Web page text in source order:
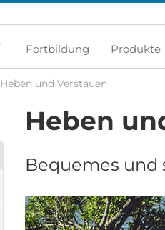
Fortbildung Produkte
Heben und Verstauen
Heben
Bequemes und